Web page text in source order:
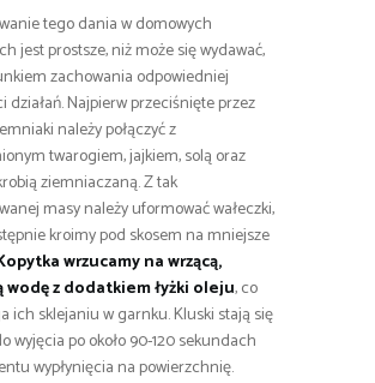
tego dania w domowych
jest prostsze, niż może się wydawać,
zachowania odpowiedniej
działań. Najpierw przeciśnięte przez
należy połączyć z
twarogiem, jajkiem, solą oraz
ziemniaczaną. Z tak
masy należy uformować wałeczki,
kroimy pod skosem na mniejsze
wrzucamy na wrzącą,
wodę z dodatkiem łyżki oleju, co
ich sklejaniu w garnku. Kluski stają się
wyjęcia po około 90-120 sekundach
wypłynięcia na powierzchnię.